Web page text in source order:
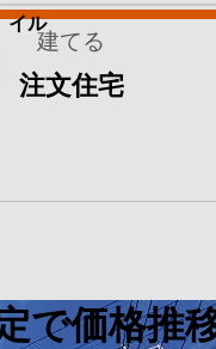
建てる
注文住宅
イル
で価格推